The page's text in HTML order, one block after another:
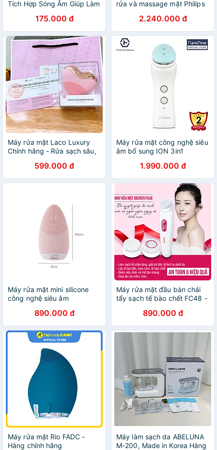
Tích Hợp Sóng Âm Giúp Làm
Sáng Da, Trẻ Hóa Làn Da -
Máy Rửa Mặt Chính hãng
VinBuy
175.000 đ
rửa và massage mặt Philips
2.240.000 đ
Máy rửa mặt Laco Luxury
Chính hãng - Rửa sạch sâu,
599.000 đ
Máy rửa mặt công nghệ siêu
âm bổ sung ION 3in1
1.990.000 đ
Máy rửa mặt mini silicone
công nghệ siêu âm
chính hãng890.000 đ
Máy rửa mặt đầu bàn chải
tẩy sạch tế bào chết FC48 -
890.000 đ
Máy rửa mặt Rio FADC -
Hàng chính hãng
Máy làm sạch da ABELUNA
M-200, Made in Korea Hàng